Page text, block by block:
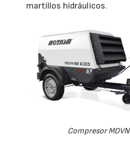
martillos hidráulicos.
Compresor